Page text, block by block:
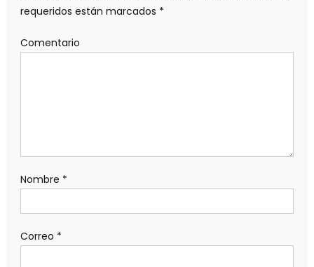
requeridos están marcados *
Comentario
Nombre *
Correo *